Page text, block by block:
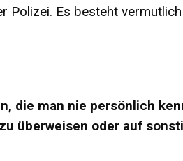
Polizei. Es besteht
die man nie persönlich
überweisen oder auf